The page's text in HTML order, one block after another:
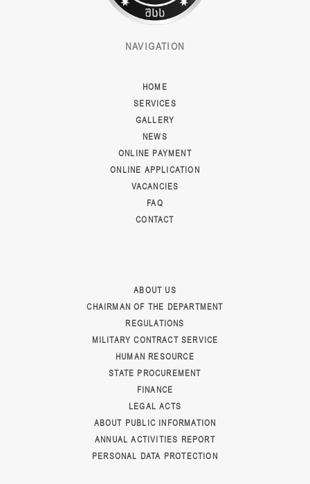
NAVIGATION
HOME
SERVICES
GALLERY
NEWS
ONLINE PAYMENT
ONLINE APPLICATION
VACANCIES
FAQ
CONTACT
ABOUT US
CHAIRMAN OF THE DEPARTMENT
REGULATIONS
MILITARY CONTRACT SERVICE
HUMAN RESOURCE
STATE PROCUREMENT
FINANCE
LEGAL ACTS
ABOUT PUBLIC INFORMATION
ANNUAL ACTIVITIES REPORT
PERSONAL DATA PROTECTION